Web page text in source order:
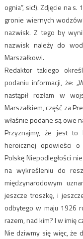
ognia”, sic!). Zdjęcie na
gronie wiernych
nazwisk. Z tego by
nazwisk należy do
Marszałkowi.
Redaktor takiego
podaniu informacji, że:
nastąpił rozłam w
Marszałkiem, część za
właśnie podane są owe
Przyznajmy, że jest
heroicznej opowieści
Polskę Niepodległości
na wykreśleniu do
międzynarodowym
jeszcze troszkę, i
odbytego w maju 1926
razem, nad kim? I w imię
Nie dziwmy się więc, że